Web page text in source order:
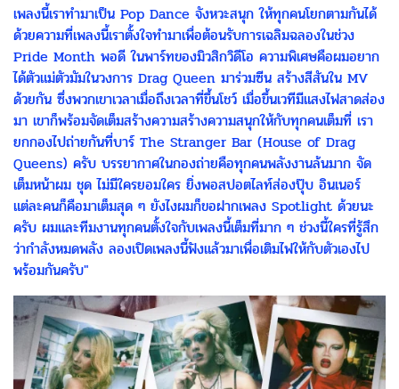
เพลงนี้เราทำมาเป็น Pop Dance จังหวะสนุก ให้ทุกคนโยกตามกันได้
ด้วยความที่เพลงนี้เราตั้งใจทำมาเพื่อต้อนรับการเฉลิมฉลองในช่วง
Pride Month พอดี ในพาร์ทของมิวสิกวิดีโอ ความพิเศษคือผมอยาก
ได้ตัวแม่ตัวมัมในวงการ Drag Queen มาร่วมซีน สร้างสีสันใน MV
ด้วยกัน ซึ่งพวกเขาเวลาเมื่อถึงเวลาที่ขึ้นโชว์ เมื่อขึ้นเวทีมีแสงไฟสาดส่อง
มา เขาก็พร้อมจัดเต็มสร้างความสร้างความสนุกให้กับทุกคนเต็มที่ เรา
ยกกองไปถ่ายกันที่บาร์ The Stranger Bar (House of Drag
Queens) ครับ บรรยากาศในกองถ่ายคือทุกคนพลังงานล้นมาก จัด
เต็มหน้าผม ชุด ไม่มีใครยอมใคร ยิ่งพอสปอตไลท์ส่องปุ๊บ อินเนอร์
แต่ละคนก็คือมาเต็มสุด ๆ ยังไงผมก็ขอฝากเพลง Spotlight ด้วยนะ
ครับ ผมและทีมงานทุกคนตั้งใจกับเพลงนี้เต็มที่มาก ๆ ช่วงนี้ใครที่รู้สึก
ว่ากำลังหมดพลัง ลองเปิดเพลงนี้ฟังแล้วมาเพื่อเติมไฟให้กับตัวเองไป
พร้อมกันครับ"